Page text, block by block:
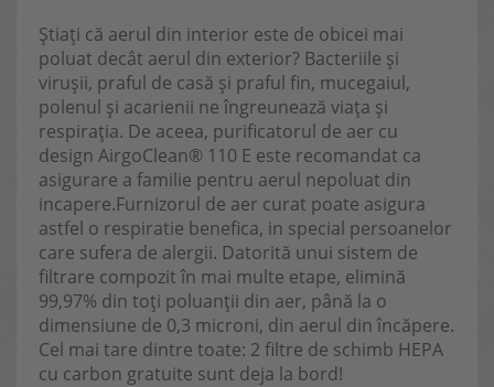
Știați că aerul din interior este de obicei mai
poluat decât aerul din exterior? Bacteriile și
virușii, praful de casă și praful fin, mucegaiul,
polenul și acarienii ne îngreunează viața și
respirația. De aceea, purificatorul de aer cu
design AirgoClean® 110 E este recomandat ca
asigurare a familie pentru aerul nepoluat din
incapere.Furnizorul de aer curat poate asigura
astfel o respiratie benefica, in special persoanelor
care sufera de alergii. Datorită unui sistem de
filtrare compozit în mai multe etape, elimină
99,97% din toți poluanții din aer, până la o
dimensiune de 0,3 microni, din aerul din încăpere.
Cel mai tare dintre toate: 2 filtre de schimb HEPA
cu carbon gratuite sunt deja la bord!